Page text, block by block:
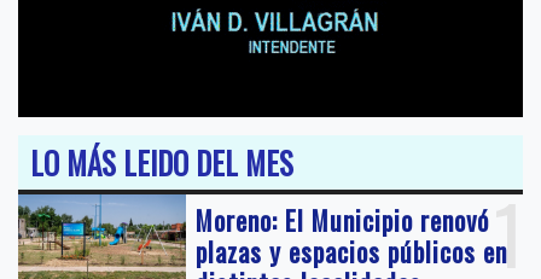
LO MÁS LEIDO DEL MES
1
Moreno: El Municipio renovó
plazas y espacios públicos en